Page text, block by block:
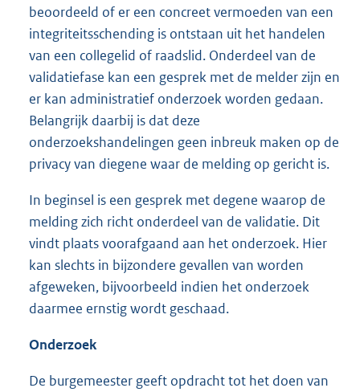
beoordeeld of er een concreet vermoeden van een
integriteitsschending is ontstaan uit het handelen
van een collegelid of raadslid. Onderdeel van de
validatiefase kan een gesprek met de melder zijn en
er kan administratief onderzoek worden gedaan.
Belangrijk daarbij is dat deze
onderzoekshandelingen geen inbreuk maken op de
privacy van diegene waar de melding op gericht is.
In beginsel is een gesprek met degene waarop de
melding zich richt onderdeel van de validatie. Dit
vindt plaats voorafgaand aan het onderzoek. Hier
kan slechts in bijzondere gevallen van worden
afgeweken, bijvoorbeeld indien het onderzoek
daarmee ernstig wordt geschaad.
Onderzoek
De burgemeester geeft opdracht tot het doen van